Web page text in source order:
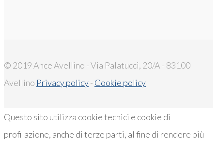
© 2019 Ance Avellino - Via Palatucci, 20/A - 83100
Avellino Privacy policy- Cookie policy
Questo sito utilizza cookie tecnici e cookie di
profilazione, anche di terze parti, al fine di rendere più